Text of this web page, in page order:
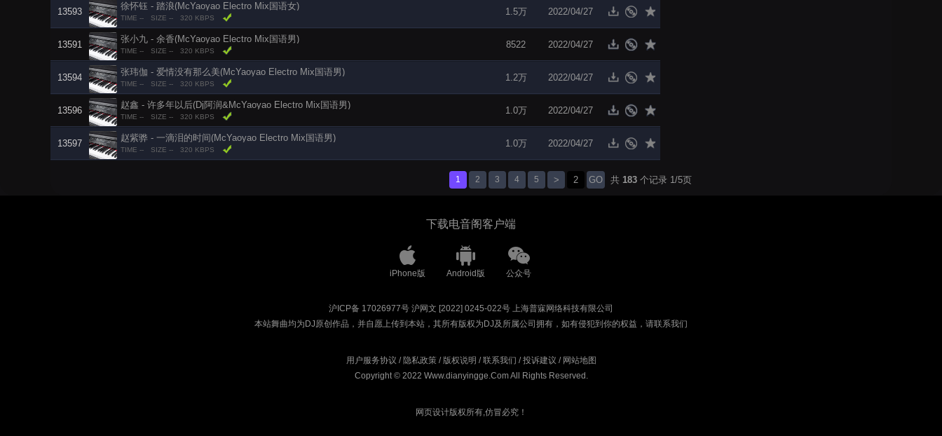
13593
徐怀钰 - 踏浪(McYaoyao Electro Mix国语女)
TIME -- SIZE -- 320 KBPS
1.5万 2022/04/27
13591
张小九 - 余香(McYaoyao Electro Mix国语男)
TIME -- SIZE -- 320 KBPS
8522 2022/04/27
13594
张玮伽 - 爱情没有那么美(McYaoyao Electro Mix国语男)
TIME -- SIZE -- 320 KBPS
1.2万 2022/04/27
13596
赵鑫 - 许多年以后(Dj阿润&McYaoyao Electro Mix国语男)
TIME -- SIZE -- 320 KBPS
1.0万 2022/04/27
13597
赵紫骅 - 一滴泪的时间(McYaoyao Electro Mix国语男)
TIME -- SIZE -- 320 KBPS
1.0万 2022/04/27
1 2 3 4 5 > GO 共 183 个记录 1/5页
下载电音阁客户端
iPhone版 Android版 公众号
沪ICP备 17026977号 沪网文 [2022] 0245-022号 上海普寐网络科技有限公司
本站舞曲均为DJ原创作品，并自愿上传到本站，其所有版权为DJ及所属公司拥有，如有侵犯到你的权益，请联系我们
用户服务协议 / 隐私政策/ 版权说明 /联系我们 /投诉建议 / 网站地图
Copyright © 2022 Www.dianyingge.Com All Rights Reserved.
网页设计版权所有,仿冒必究！